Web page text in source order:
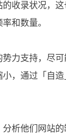
收录状况，这
和数量。
力支持，尽可
，通过「自
析他们网站的